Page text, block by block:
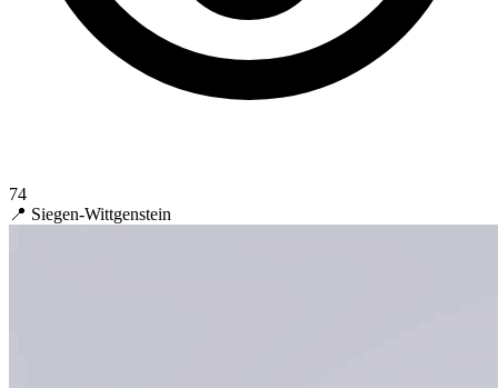
74
📍 Siegen-Wittgenstein